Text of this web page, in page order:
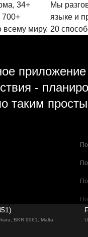
34+
700+
всему миру.
Мы
языке и
20
-
таким
BKR 9061, Malta